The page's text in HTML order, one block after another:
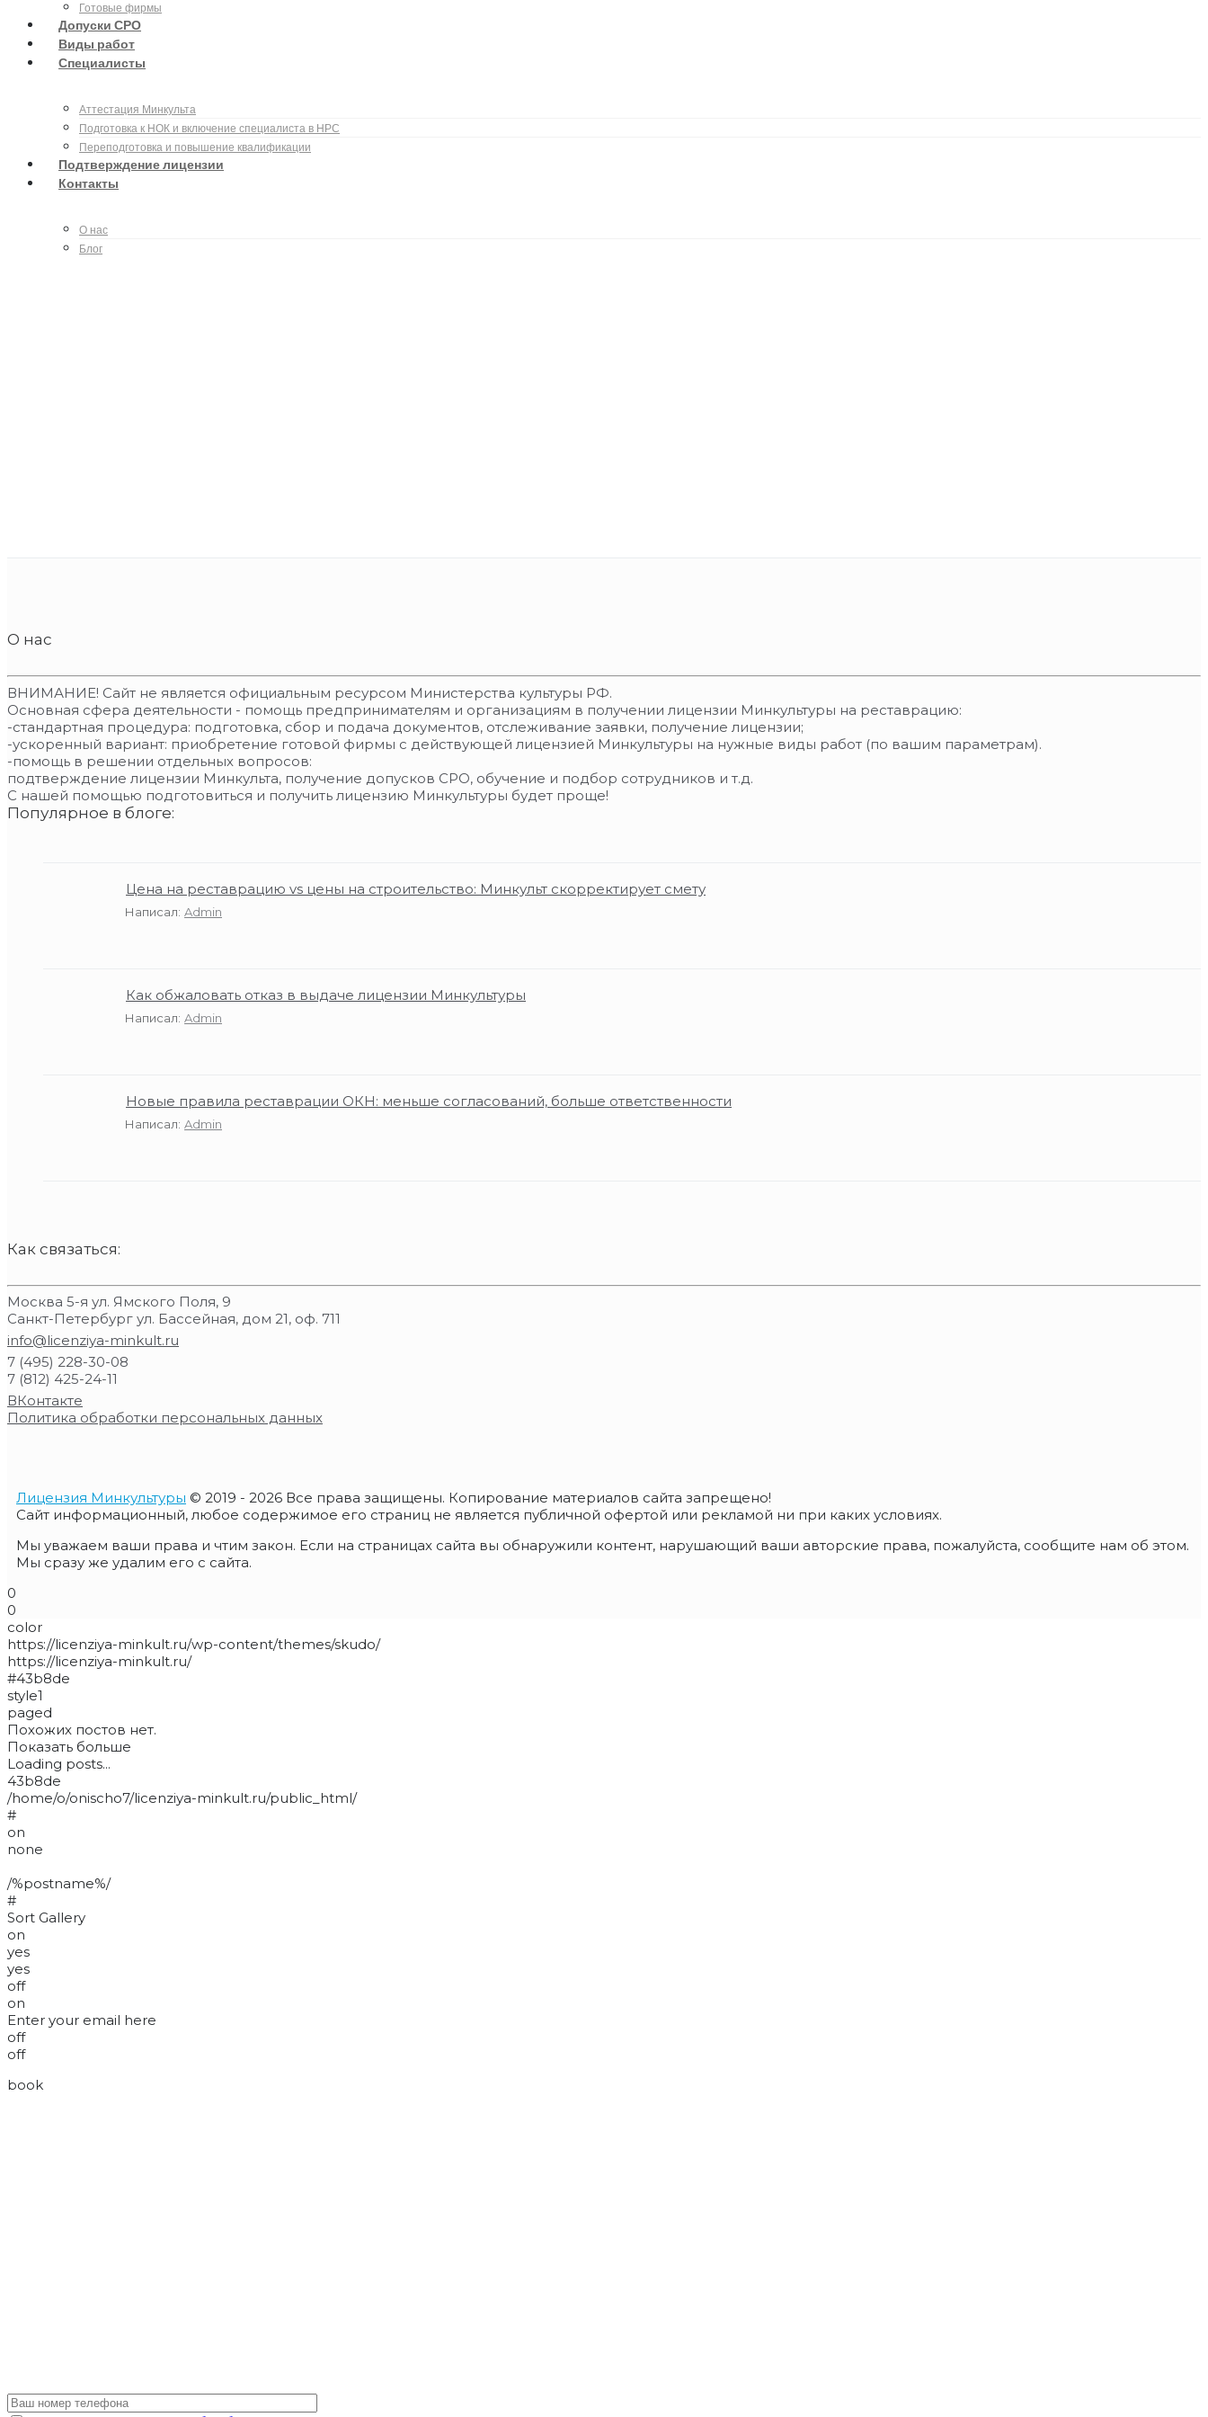
Готовые фирмы
Допуски СРО
Виды работ
Специалисты
Аттестация Минкульта
Подготовка к НОК и включение специалиста в НРС
Переподготовка и повышение квалификации
Подтверждение лицензии
Контакты
О нас
Блог
О нас
ВНИМАНИЕ! Сайт не является официальным ресурсом Министерства культуры РФ.
Основная сфера деятельности - помощь предпринимателям и организациям в получении лицензии Минкультуры на реставрацию:
-стандартная процедура: подготовка, сбор и подача документов, отслеживание заявки, получение лицензии;
-ускоренный вариант: приобретение готовой фирмы с действующей лицензией Минкультуры на нужные виды работ (по вашим параметрам).
-помощь в решении отдельных вопросов:
подтверждение лицензии Минкульта, получение допусков СРО, обучение и подбор сотрудников и т.д.
С нашей помощью подготовиться и получить лицензию Минкультуры будет проще!
Популярное в блоге:
Цена на реставрацию vs цены на строительство: Минкульт скорректирует смету
Написал: Admin
Как обжаловать отказ в выдаче лицензии Минкультуры
Написал: Admin
Новые правила реставрации ОКН: меньше согласований, больше ответственности
Написал: Admin
Как связаться:
Москва 5-я ул. Ямского Поля, 9
Санкт-Петербург ул. Бассейная, дом 21, оф. 711
info@licenziya-minkult.ru
7 (495) 228-30-08
7 (812) 425-24-11
ВКонтакте
Политика обработки персональных данных
Лицензия Минкультуры © 2019 - 2026 Все права защищены. Копирование материалов сайта запрещено!
Сайт информационный, любое содержимое его страниц не является публичной офертой или рекламой ни при каких условиях.
Мы уважаем ваши права и чтим закон. Если на страницах сайта вы обнаружили контент, нарушающий ваши авторские права, пожалуйста, сообщите нам об этом.
Мы сразу же удалим его с сайта.
0
0
color
https://licenziya-minkult.ru/wp-content/themes/skudo/
https://licenziya-minkult.ru/
#43b8de
style1
paged
Похожих постов нет.
Показать больше
Loading posts...
43b8de
/home/o/onischo7/licenziya-minkult.ru/public_html/
#
on
none
/%postname%/
#
Sort Gallery
on
yes
yes
off
on
Enter your email here
off
off
book